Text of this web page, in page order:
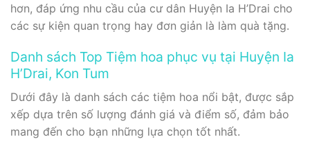
hơn, đáp ứng nhu cầu của cư dân Huyện Ia H’Drai cho
các sự kiện quan trọng hay đơn giản là làm quà tặng.
Danh sách Top Tiệm hoa phục vụ tại Huyện Ia
H’Drai, Kon Tum
Dưới đây là danh sách các tiệm hoa nổi bật, được sắp
xếp dựa trên số lượng đánh giá và điểm số, đảm bảo
mang đến cho bạn những lựa chọn tốt nhất.